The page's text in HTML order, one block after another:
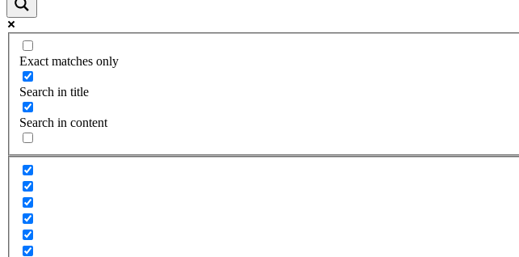
Exact matches only
Search in title
Search in content